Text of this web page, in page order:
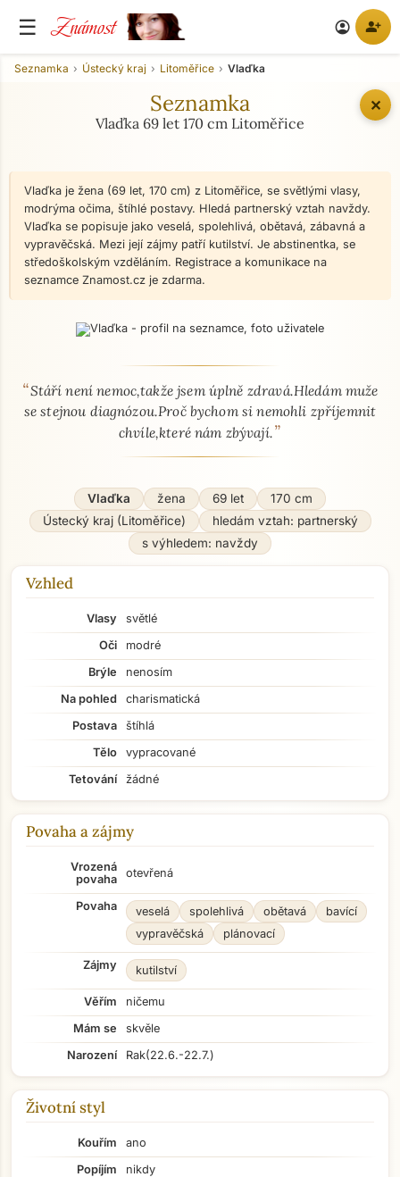
☰ Známost account_circle person_add
✕
Seznamka Ústecký kraj Litoměřice Vlaďka
Seznamka
Vlaďka 69 let 170 cm Litoměřice
Vlaďka je žena (69 let, 170 cm) z Litoměřice, se světlými vlasy,
modrýma očima, štíhlé postavy. Hledá partnerský vztah navždy.
Vlaďka se popisuje jako veselá, spolehlivá, obětavá, zábavná a
vypravěčská. Mezi její zájmy patří kutilství. Je abstinentka, se
středoškolským vzděláním. Registrace a komunikace na
seznamce Znamost.cz je zdarma.
O mně - seznamka profil
“Stáří není nemoc,takže jsem úplně zdravá.Hledám muže
se stejnou diagnózou.Proč bychom si nemohli zpříjemnit
chvíle,které nám zbývají.”
Vlaďka žena 69 let
170 cm
Ústecký kraj (Litoměřice)
hledám vztah: partnerský
s výhledem: navždy
Vzhled
Vlasy
světlé
Oči
modré
Brýle
nenosím
Na pohled
charismatická
Postava
štíhlá
Tělo
vypracované
Tetování
žádné
Povaha a zájmy
Vrozená
povaha
otevřená
Povaha veselá spolehlivá obětavá
bavící
vypravěčská
plánovací
Zájmy kutilství
Věřím
ničemu
Mám se
skvěle
Narození
Rak(22.6.-22.7.)
Životní styl
Kouřím
ano
Popíjím
nikdy